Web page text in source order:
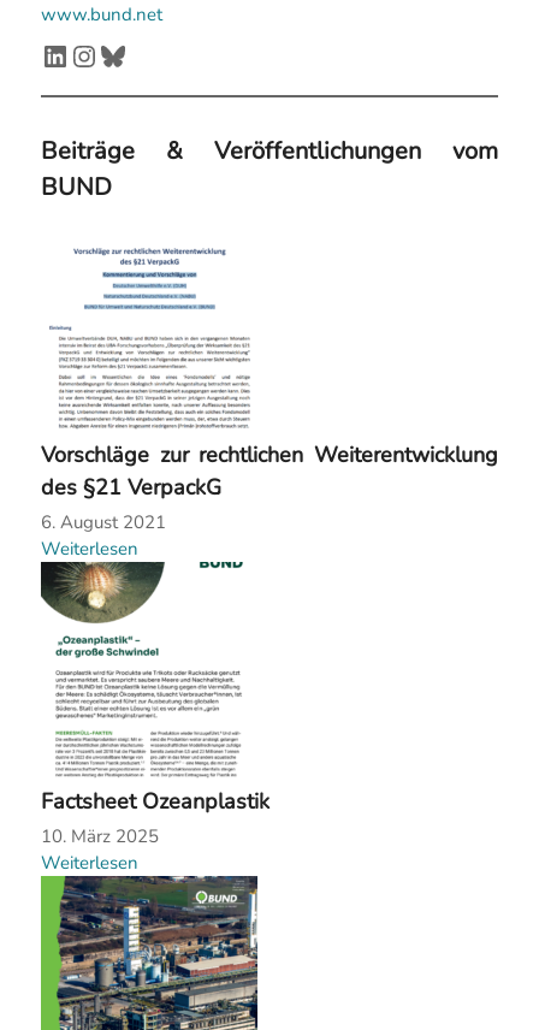
www.bund.net
LinkedIn
Instagram
Bluesky
Beiträge & Veröffentlichungen vom
BUND
Vorschläge zur rechtlichen Weiterentwicklung
des §21 VerpackG
6. August 2021
Weiterlesen
Factsheet Ozeanplastik
10. März 2025
Weiterlesen